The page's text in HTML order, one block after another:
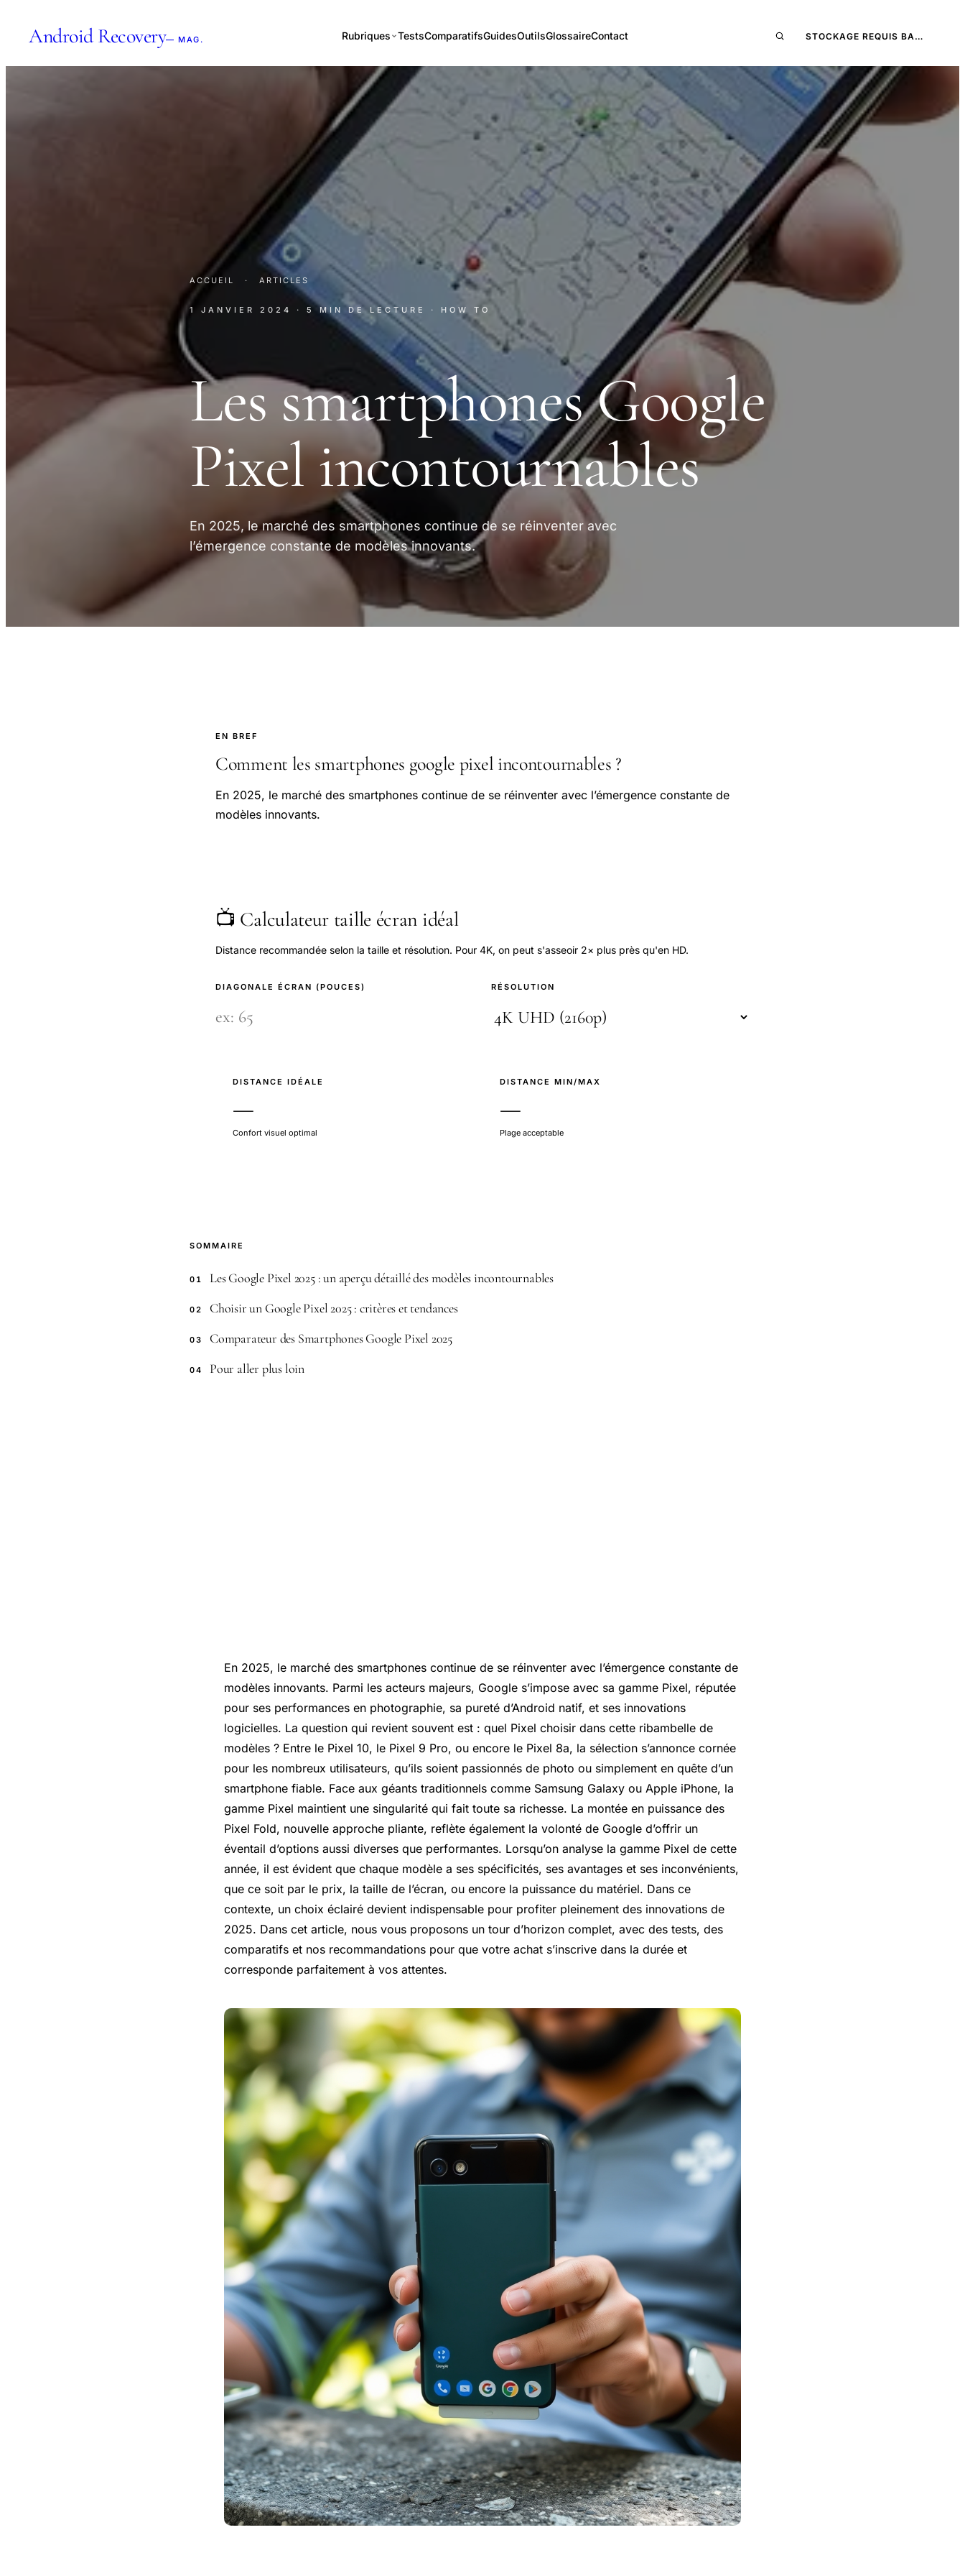
Android Recovery— MAG. Rubriques TestsComparatifsGuidesOutilsGlossaireContact STOCKAGE REQUIS BA…
ACCUEIL · ARTICLES
1 JANVIER 2024 · 5 MIN DE LECTURE · HOW TO
Les smartphones Google
Pixel incontournables
En 2025, le marché des smartphones continue de se réinventer avec
l’émergence constante de modèles innovants.
EN BREF
Comment les smartphones google pixel incontournables ?
En 2025, le marché des smartphones continue de se réinventer avec l’émergence constante de
modèles innovants.
📺 Calculateur taille écran idéal
Distance recommandée selon la taille et résolution. Pour 4K, on peut s'asseoir 2× plus près qu'en HD.
DIAGONALE ÉCRAN (POUCES) RÉSOLUTION
DISTANCE IDÉALE
—
Confort visuel optimal
DISTANCE MIN/MAX
—
Plage acceptable
SOMMAIRE
01 Les Google Pixel 2025 : un aperçu détaillé des modèles incontournables
02 Choisir un Google Pixel 2025 : critères et tendances
03 Comparateur des Smartphones Google Pixel 2025
04 Pour aller plus loin
En 2025, le marché des smartphones continue de se réinventer avec l’émergence constante de
modèles innovants. Parmi les acteurs majeurs, Google s’impose avec sa gamme Pixel, réputée
pour ses performances en photographie, sa pureté d’Android natif, et ses innovations
logicielles. La question qui revient souvent est : quel Pixel choisir dans cette ribambelle de
modèles ? Entre le Pixel 10, le Pixel 9 Pro, ou encore le Pixel 8a, la sélection s’annonce cornée
pour les nombreux utilisateurs, qu’ils soient passionnés de photo ou simplement en quête d’un
smartphone fiable. Face aux géants traditionnels comme Samsung Galaxy ou Apple iPhone, la
gamme Pixel maintient une singularité qui fait toute sa richesse. La montée en puissance des
Pixel Fold, nouvelle approche pliante, reflète également la volonté de Google d’offrir un
éventail d’options aussi diverses que performantes. Lorsqu’on analyse la gamme Pixel de cette
année, il est évident que chaque modèle a ses spécificités, ses avantages et ses inconvénients,
que ce soit par le prix, la taille de l’écran, ou encore la puissance du matériel. Dans ce
contexte, un choix éclairé devient indispensable pour profiter pleinement des innovations de
2025. Dans cet article, nous vous proposons un tour d’horizon complet, avec des tests, des
comparatifs et nos recommandations pour que votre achat s’inscrive dans la durée et
corresponde parfaitement à vos attentes.